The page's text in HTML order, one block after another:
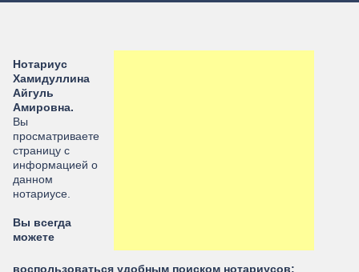
Нотариус
Хамидуллина
Айгуль
Амировна.
Вы
просматриваете
страницу с
информацией о
данном
нотариусе.
Вы всегда
можете
воспользоваться удобным поиском нотариусов: